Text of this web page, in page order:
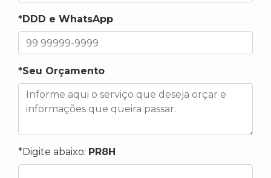
*DDD e WhatsApp
*Seu Orçamento
*Digite abaixo: PR8H